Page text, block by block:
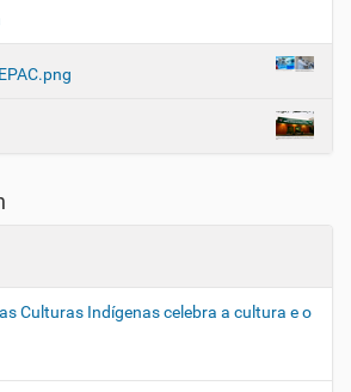
Culturas Indígenas celebra a cultura e o